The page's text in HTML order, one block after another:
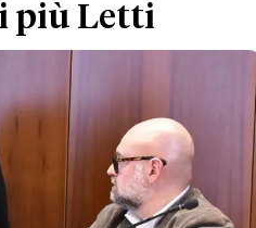
più Letti